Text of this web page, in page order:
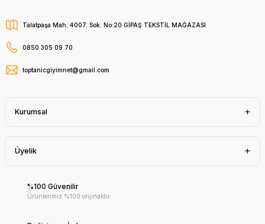
Talatpaşa Mah. 4007. Sok. No:20 GİPAŞ TEKSTİL MAĞAZASI
0850 305 09 70
toptanicgiyimnet@gmail.com
Kurumsal
Üyelik
%100 Güvenilir
Ürünlerimiz %100 orijinaldir.